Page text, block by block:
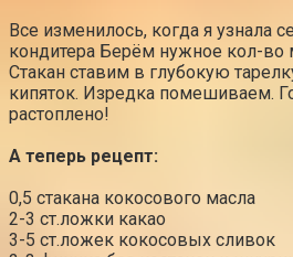
Все изменилось, когда я узнала
кондитера Берём нужное кол-во
Стакан ставим в глубокую
кипяток. Изредка помешиваем.
растоплено!
А теперь рецепт:
0,5 стакана кокосового масла
2-3 ст.ложки какао
3-5 ст.ложек кокосовых сливок